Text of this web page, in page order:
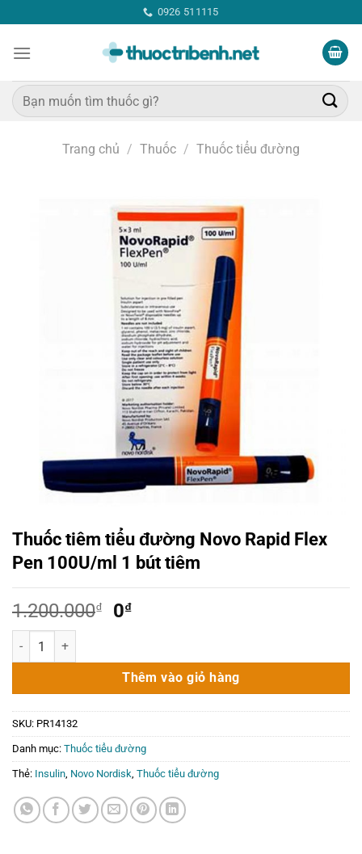
qua
nội
0926 511115
Tìm
kiếm:
Trang chủ / Thuốc / Thuốc tiểu đường
Thuốc tiêm tiểu đường Novo Rapid Flex
Pen 100U/ml 1 bút tiêm
1.200.000₫
Giá
1.200.000₫.
0₫Giá
là:
0₫.
Thuốc tiêm tiểu đường Novo Rapid Flex Pen 100U/ml 1 bút tiêm số
Thêm vào giỏ hàng
SKU: PR14132
Danh mục: Thuốc tiểu đường
Thẻ: Insulin, Novo Nordisk, Thuốc tiểu đường